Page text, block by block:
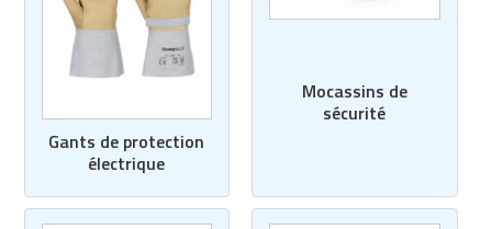
Gants de protection
électrique
Mocassins de
sécurité